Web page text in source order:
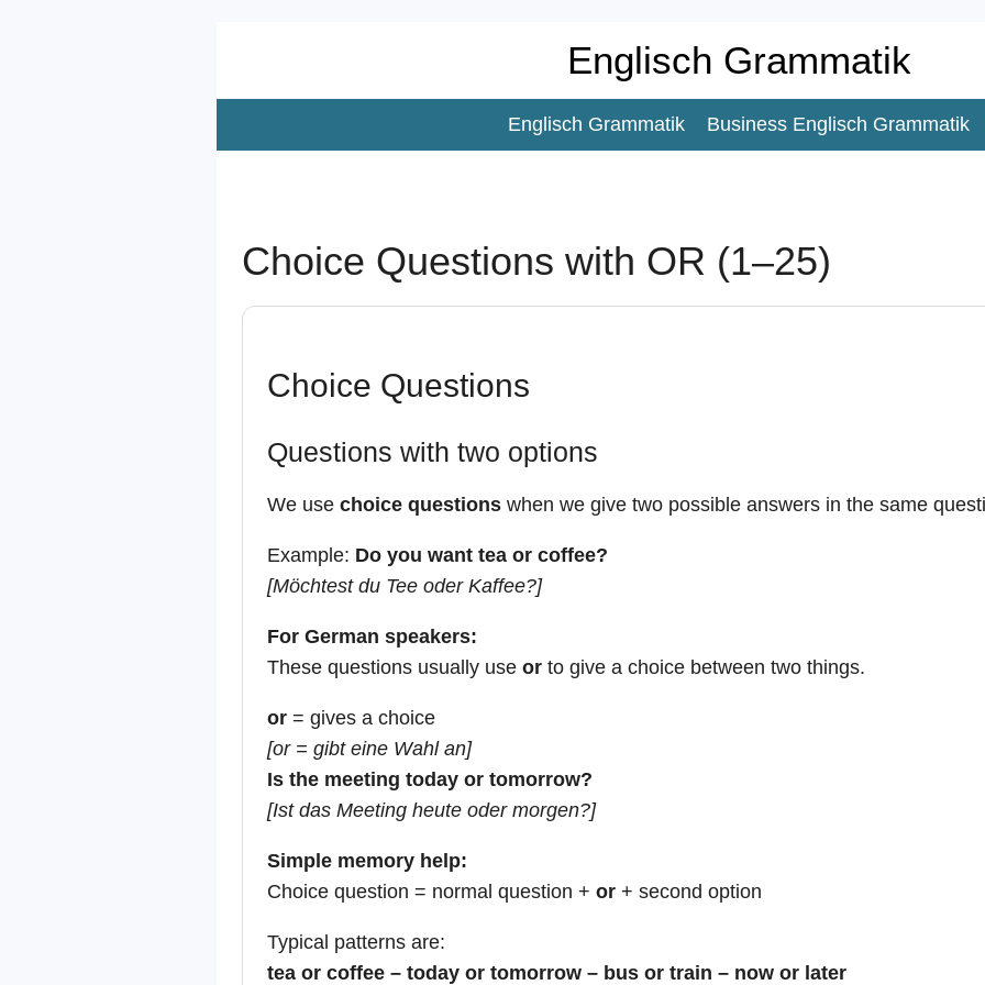
Englisch Grammatik
Englisch Grammatik Business Englisch Grammatik
Choice Questions with OR (1–25)
Choice Questions
Questions with two options
We use choice questionswhen we give two possible answers in the same
Example: Do you want tea or coffee?
[Möchtest du Tee oder Kaffee?]
For German speakers:
These questions usually use orto give a choice between two things.
or= gives a choice
[or = gibt eine Wahl an]
Is the meeting today or tomorrow?
[Ist das Meeting heute oder morgen?]
Simple memory help:
Choice question = normal question + or+ second option
Typical patterns are:
tea or coffee – today or tomorrow – bus or train – now or later